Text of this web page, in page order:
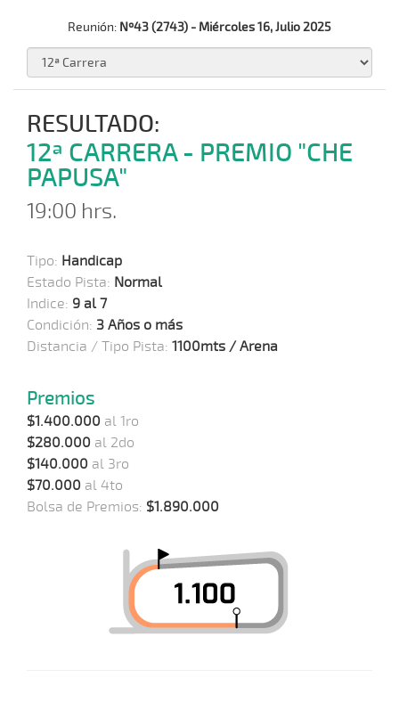
Reunión: Nº43 (2743) - Miércoles 16, Julio 2025
RESULTADO:
12ª CARRERA - PREMIO "CHE
PAPUSA"
19:00 hrs.
Tipo: Handicap
Estado Pista: Normal
Indice: 9 al 7
Condición: 3 Años o más
Distancia / Tipo Pista: 1100mts / Arena
Premios
$1.400.000 al 1ro
$280.000 al 2do
$140.000 al 3ro
$70.000 al 4to
Bolsa de Premios: $1.890.000